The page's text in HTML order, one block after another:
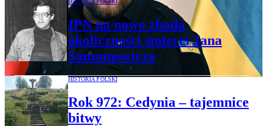
HISTORIA POLSKI
IPN na nowo zbada
okoliczności śmierci Jana
Samsonowicza
HISTORIA POLSKI
Rok 972: Cedynia – tajemnice
bitwy